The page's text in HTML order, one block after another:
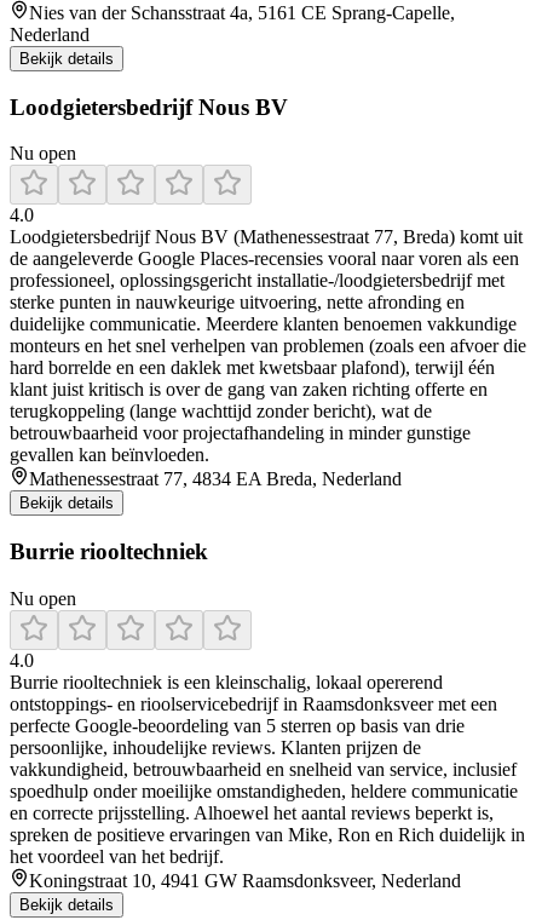
Nies van der Schansstraat 4a, 5161 CE Sprang-Capelle,
Nederland
Bekijk details
Loodgietersbedrijf Nous BV
Nu open
4.0
Loodgietersbedrijf Nous BV (Mathenessestraat 77, Breda) komt uit
de aangeleverde Google Places-recensies vooral naar voren als een
professioneel, oplossingsgericht installatie-/loodgietersbedrijf met
sterke punten in nauwkeurige uitvoering, nette afronding en
duidelijke communicatie. Meerdere klanten benoemen vakkundige
monteurs en het snel verhelpen van problemen (zoals een afvoer die
hard borrelde en een daklek met kwetsbaar plafond), terwijl één
klant juist kritisch is over de gang van zaken richting offerte en
terugkoppeling (lange wachttijd zonder bericht), wat de
betrouwbaarheid voor projectafhandeling in minder gunstige
gevallen kan beïnvloeden.
Mathenessestraat 77, 4834 EA Breda, Nederland
Bekijk details
Burrie riooltechniek
Nu open
4.0
Burrie riooltechniek is een kleinschalig, lokaal opererend
ontstoppings- en rioolservicebedrijf in Raamsdonksveer met een
perfecte Google-beoordeling van 5 sterren op basis van drie
persoonlijke, inhoudelijke reviews. Klanten prijzen de
vakkundigheid, betrouwbaarheid en snelheid van service, inclusief
spoedhulp onder moeilijke omstandigheden, heldere communicatie
en correcte prijsstelling. Alhoewel het aantal reviews beperkt is,
spreken de positieve ervaringen van Mike, Ron en Rich duidelijk in
het voordeel van het bedrijf.
Koningstraat 10, 4941 GW Raamsdonksveer, Nederland
Bekijk details